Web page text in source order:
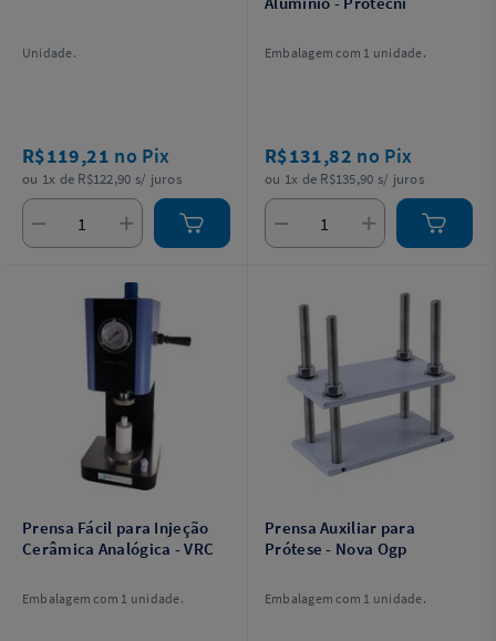
Unidade.
R$119,21 no Pix
ou 1x de R$122,90 s/ juros
Embalagem com 1 unidade.
R$131,82 no Pix
ou 1x de R$135,90 s/ juros
Prensa Fácil para Injeção
Cerâmica Analógica - VRC
Embalagem com 1 unidade.
Prensa Auxiliar para
Prótese - Nova Ogp
Embalagem com 1 unidade.